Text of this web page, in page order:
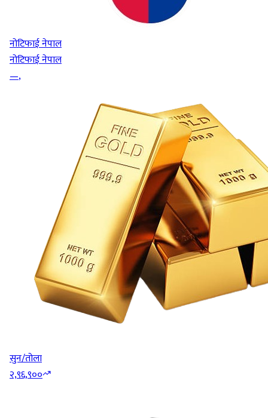
नोटिफाई नेपाल
नोटिफाई नेपाल
—,
सुन/तोला
२,९६,९००